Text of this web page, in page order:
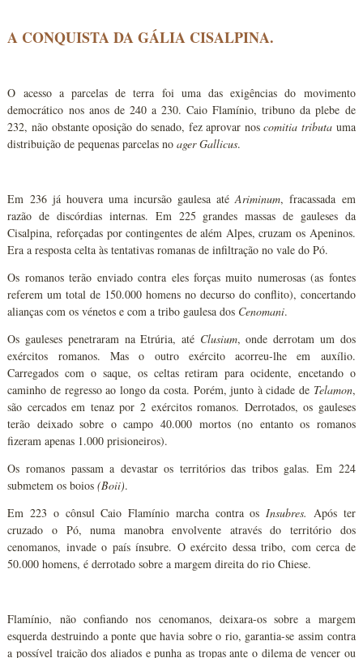
A CONQUISTA DA GÁLIA CISALPINA.
O acesso a parcelas de terra foi uma das exigências do movimento
democrático nos anos de 240 a 230. Caio Flamínio, tribuno da plebe de
232, não obstante oposição do senado, fez aprovar noscomitia tributa uma
distribuição de pequenas parcelas noager Gallicus.
Em 236 já houvera uma incursão gaulesa atéAriminum, fracassada em
razão de discórdias internas. Em 225 grandes massas de gauleses da
Cisalpina, reforçadas por contingentes de além Alpes, cruzam os Apeninos.
Era a resposta celta às tentativas romanas de infiltração no vale do Pó.
Os romanos terão enviado contra eles forças muito numerosas (as fontes
referem um total de 150.000 homens no decurso do conflito), concertando
alianças com os vénetos e com a tribo gaulesa dos Cenomani.
Os gauleses penetraram na Etrúria, até Clusium, onde derrotam um dos
exércitos romanos. Mas o outro exército acorreu-lhe em auxílio.
Carregados com o saque, os celtas retiram para ocidente, encetando o
caminho de regresso ao longo da costa. Porém, junto à cidade de Telamon,
são cercados em tenaz por 2 exércitos romanos. Derrotados, os gauleses
terão deixado sobre o campo 40.000 mortos (no entanto os romanos
fizeram apenas 1.000 prisioneiros).
Os romanos passam a devastar os territórios das tribos galas. Em 224
submetem os boios (Boii).
Em 223 o cônsul Caio Flamínio marcha contra osInsubres. Após ter
cruzado o Pó, numa manobra envolvente através do território dos
cenomanos, invade o país ínsubre. O exército dessa tribo, com cerca de
50.000 homens, é derrotado sobre a margem direita do rio Chiese.
Flamínio, não confiando nos cenomanos, deixara-os sobre a margem
esquerda destruindo a ponte que havia sobre o rio, garantia-se assim contra
a possível traição dos aliados e punha as tropas ante o dilema de vencer ou